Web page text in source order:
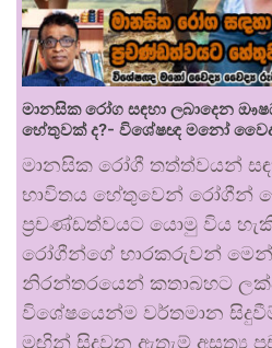
මානසික රෝග සඳහා ලබාදෙන
හේතුවක් ද?- විශේෂඥ මනෝ
මානසික රෝගී තත්ත්වයන්
භාවිතය හේතුවෙන් රෝගීන්
ප්‍රචණ්ඩත්වයට යොමු විය
රෝගීන්ගේ භාරකරුවන්
නිරන්තරයෙන් කතාබහට
විශේෂයෙන්ම වර්තමාන
මඟින් සිදුවන ඇතැම් අසත්‍ය